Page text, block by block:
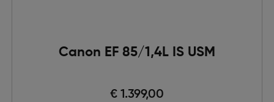
Canon EF 85/1,4L IS USM
Preis nach Rabatts
€ 1.399,00